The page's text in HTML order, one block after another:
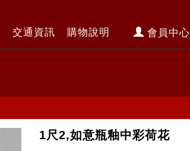
會員中心
交通資訊 購物說明
1尺2,如意瓶釉中彩荷花